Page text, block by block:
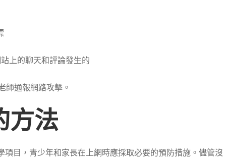
上的聊天和評論發生的
師通報網路攻擊。
方法
目，青少年和家長在上網時應採取必要的預防措施。儘管沒